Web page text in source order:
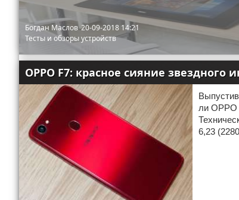
Богдан Маслов 20-09-2018 14:21
Тесты и обзоры устройств
OPPO F7: красное сияние звездного
ли
6,23